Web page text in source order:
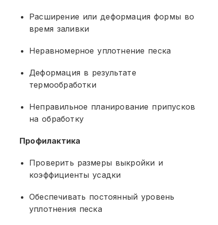
Расширение или деформация формы во
время заливки
Неравномерное уплотнение песка
Деформация в результате
термообработки
Неправильное планирование припусков
на обработку
Профилактика
Проверить размеры выкройки и
коэффициенты усадки
Обеспечивать постоянный уровень
уплотнения песка